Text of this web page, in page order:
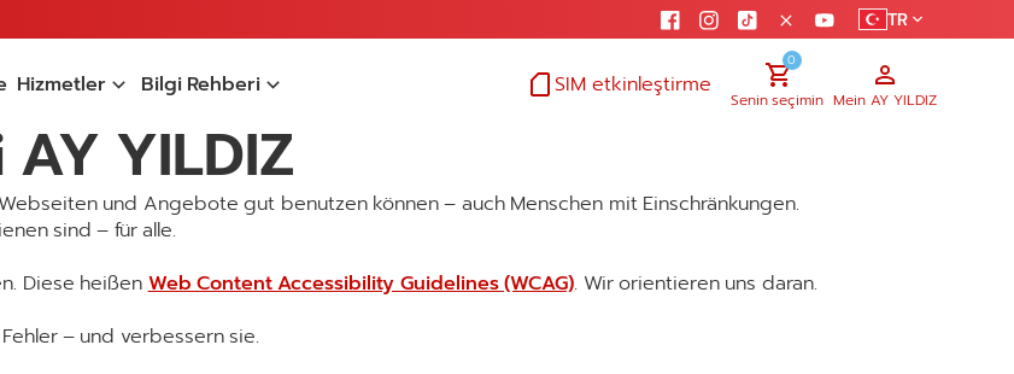
Hizmetler Bilgi Rehberi SIM etkinleştirme
0
Senin seçimin Mein AY YILDIZ
YILDIZ
und Angebote gut benutzen können – auch Menschen mit Einschränkungen.
sind – für alle.
Diese heißen Web Content Accessibility Guidelines (WCAG). Wir orientieren uns daran.
– und verbessern sie.